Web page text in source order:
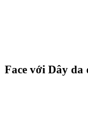
Face với Dây da